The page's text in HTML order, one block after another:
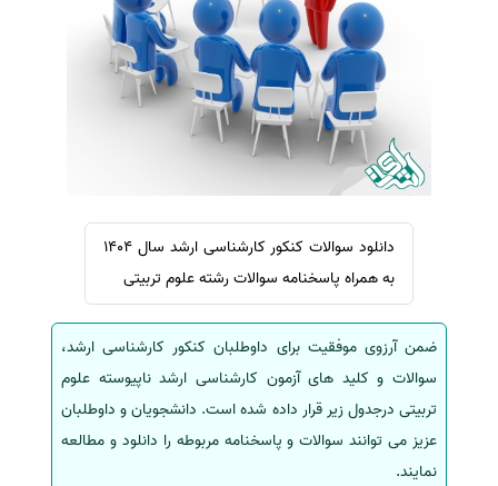
ترجمه عربی به فارسی
مشاهده همه زبان ها
سفارش ویرایش
سفارش پارافریز
سفارش فرمت‌بندی
سفارش کاهش کمیت
سفارش معرفی مجله
سفارش معرفی مقاله
سفارش معرفی کتاب
سفارش چکیده مبسوط
سفارش گویندگی
سفارش تولید محتوا
سفارش ترجمه همزمان
سفارش چکیده گرافیکی
دانلود سوالات کنکور کارشناسی ارشد سال 1404
به همراه پاسخنامه سوالات رشته علوم تربیتی
ضمن آرزوی موفقیت برای داوطلبان کنکور کارشناسی ارشد،
سوالات و کلید های آزمون کارشناسی ارشد ناپیوسته علوم
تربیتی درجدول زیر قرار داده شده است. دانشجویان و داوطلبان
عزیز می توانند سوالات و پاسخنامه مربوطه را دانلود و مطالعه
نمایند.